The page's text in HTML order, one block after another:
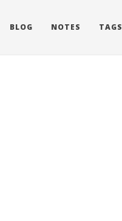
BLOG NOTES TAGS